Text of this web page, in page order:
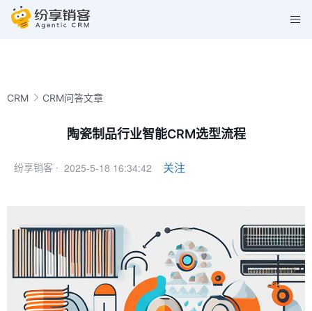
CRM CRM问答文章
陶瓷制品行业智能CRM选型流程
纷享销客 · 2025-5-18 16:34:42 关注